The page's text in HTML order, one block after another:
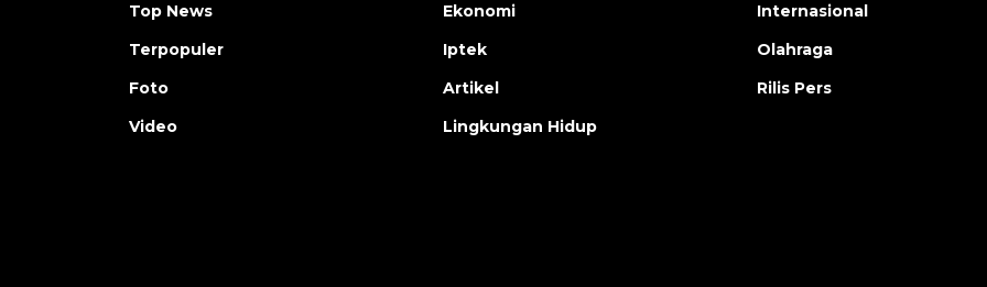
Top News
Terpopuler
Foto
Video
Ekonomi
Iptek
Artikel
Lingkungan Hidup
Internasional
Olahraga
Rilis Pers